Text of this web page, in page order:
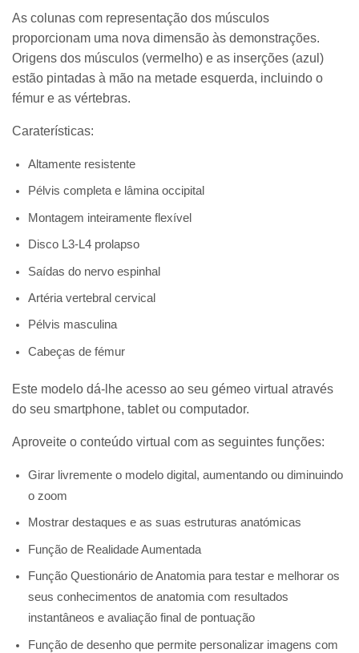
As colunas com representação dos músculos
proporcionam uma nova dimensão às demonstrações.
Origens dos músculos (vermelho) e as inserções (azul)
estão pintadas à mão na metade esquerda, incluindo o
fémur e as vértebras.
Caraterísticas:
Altamente resistente
Pélvis completa e lâmina occipital
Montagem inteiramente flexível
Disco L3-L4 prolapso
Saídas do nervo espinhal
Artéria vertebral cervical
Pélvis masculina
Cabeças de fémur
Este modelo dá-lhe acesso ao seu gémeo virtual através
do seu smartphone, tablet ou computador.
Aproveite o conteúdo virtual com as seguintes funções:
Girar livremente o modelo digital, aumentando ou diminuindo
o zoom
Mostrar destaques e as suas estruturas anatómicas
Função de Realidade Aumentada
Função Questionário de Anatomia para testar e melhorar os
seus conhecimentos de anatomia com resultados
instantâneos e avaliação final de pontuação
Função de desenho que permite personalizar imagens com